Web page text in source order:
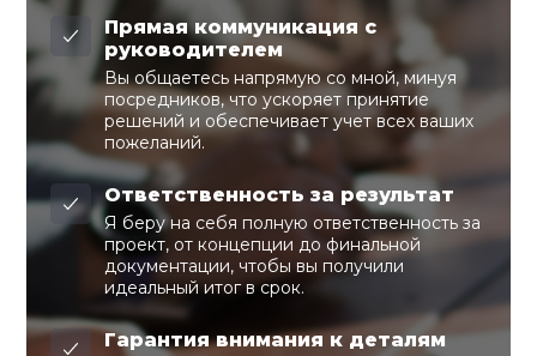
Прямая коммуникация с
руководителем
Вы общаетесь напрямую со мной, минуя
посредников, что ускоряет принятие
решений и обеспечивает учет всех ваших
пожеланий.
Ответственность за результат
Я беру на себя полную ответственность за
проект, от концепции до финальной
документации, чтобы вы получили
идеальный итог в срок.
Гарантия внимания к деталям